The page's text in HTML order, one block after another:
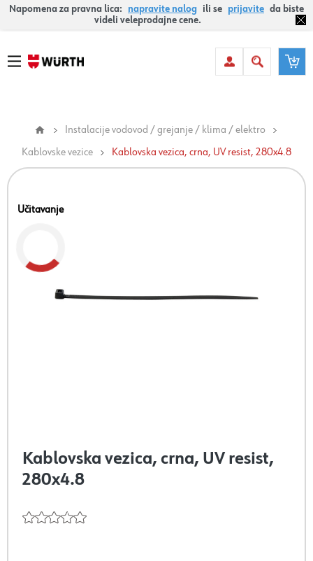
Napomena za pravna lica: napravite nalog ili se prijavite da biste
videli veleprodajne cene.
Instalacije vodovod / grejanje / klima / elektro
Kablovske vezice
Kablovska vezica, crna, UV resist, 280x4.8
Učitavanje
Kablovska vezica, crna, UV resist,
280x4.8